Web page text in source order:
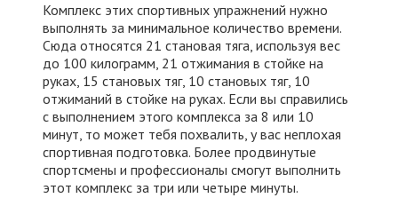
Комплекс этих спортивных упражнений нужно
выполнять за минимальное количество времени.
Сюда относятся 21 становая тяга, используя вес
до 100 килограмм, 21 отжимания в стойке на
руках, 15 становых тяг, 10 становых тяг, 10
отжиманий в стойке на руках. Если вы справились
с выполнением этого комплекса за 8 или 10
минут, то может тебя похвалить, у вас неплохая
спортивная подготовка. Более продвинутые
спортсмены и профессионалы смогут выполнить
этот комплекс за три или четыре минуты.